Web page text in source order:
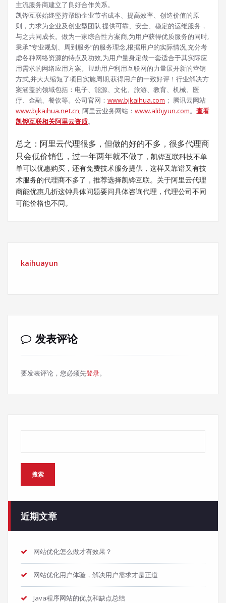
主流服务商建立了良好合作关系。
凯铧互联始终坚持帮助企业节省成本、提高效率、创造价值的原
则，力求为企业及创业型团队 提供可靠、安全、稳定的运维服务，
与之共同成长。做为一家综合性方案商,为用户获得优质服务的同时,
秉承”专业规划、周到服务”的服务理念,根据用户的实际情况,充分考
虑各种网络资源的特点及功效,为用户量身定做一套适合于其实际应
用需求的网络应用方案。帮助用户利用互联网的力量展开新的营销
方式,并大大缩短了项目实施周期,获得用户的一致好评！行业解决方
案涵盖的领域包括：电子、能源、文化、旅游、教育、机械、医
疗、金融、餐饮等。公司官网： www.bjkaihua.com ； 腾讯云网站
www.bjkaihua.net.cn; 阿里云业务网站： www.alibjyun.com。 查看
凯铧互联相关阿里云资质。
总之：阿里云代理很多，但做的好的不多，很多代理商
只会低价销售，过一年两年就不做了，凯铧互联科技不单
单可以优惠购买，还有免费技术服务提供，这样又靠谱又有技
术服务的代理商不多了，推荐选择凯铧互联。关于阿里云代理
商能优惠几折这钟具体问题要问具体咨询代理，代理公司不同
可能价格也不同。
kaihuayun
发表评论
要发表评论，您必须先登录。
搜索
近期文章
网站优化怎么做才有效果？
网站优化用户体验，解决用户需求才是正道
Java程序网站的优点和缺点总结